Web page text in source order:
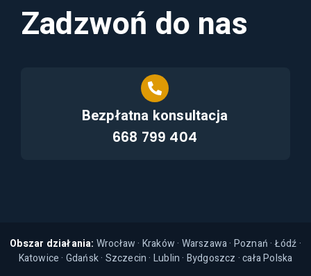
Zadzwoń do nas
Bezpłatna konsultacja
668 799 404
Obszar działania: Wrocław · Kraków · Warszawa· Poznań ·Łódź ·
Katowice · Gdańsk· Szczecin · Lublin · Bydgoszcz · cała Polska